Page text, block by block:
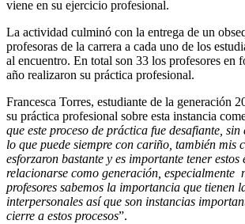
viene en su ejercicio profesional.
La actividad culminó con la entrega de un
profesoras de la carrera a cada uno de los
al encuentro. En total son 33 los profesores en
año realizaron su práctica profesional.
Francesca Torres, estudiante de la generación
su práctica profesional sobre esta instancia
que este proceso de práctica fue desafiante,
lo que puede siempre con cariño, también mis
esforzaron bastante y es importante tener estos
relacionarse como generación, especialmente
profesores sabemos la importancia que tienen
interpersonales así que son instancias
cierre a estos procesos”.